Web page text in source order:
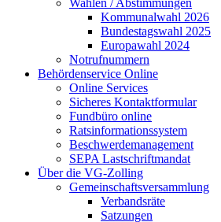
Wahlen / Abstimmungen
Kommunalwahl 2026
Bundestagswahl 2025
Europawahl 2024
Notrufnummern
Behördenservice Online
Online Services
Sicheres Kontaktformular
Fundbüro online
Ratsinformationssystem
Beschwerdemanagement
SEPA Lastschriftmandat
Über die VG-Zolling
Gemeinschaftsversammlung
Verbandsräte
Satzungen